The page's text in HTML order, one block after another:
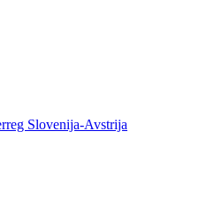
Slovenija-Avstrija